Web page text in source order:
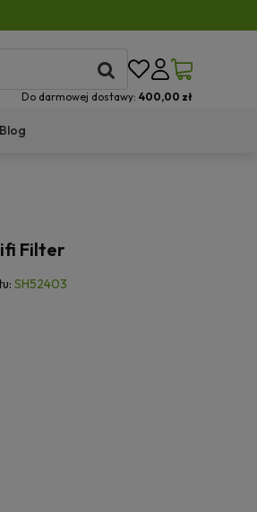
Do darmowej dostawy: 400,00 zł
Blog
Filter
SH52403